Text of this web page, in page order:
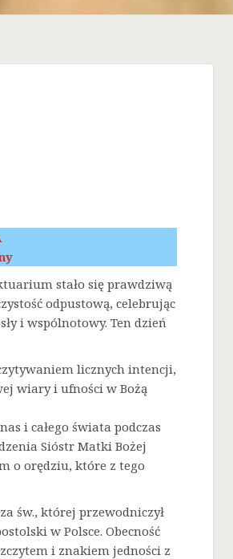
stało się prawdziwą
odpustową, celebrując
i wspólnotowy. Ten dzień
licznych intencji,
wiary i ufności w Bożą
i całego świata podczas
Sióstr Matki Bożej
o orędziu, które z tego
św., której przewodniczył
w Polsce. Obecność
i znakiem jedności z